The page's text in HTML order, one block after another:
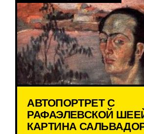
АВТОПОРТРЕТ С
РАФАЭЛЕВСКОЙ
КАРТИНА